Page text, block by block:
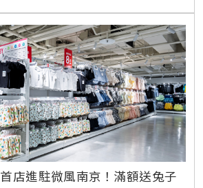
等多重優惠。
店進駐微風南京！滿額送兔子